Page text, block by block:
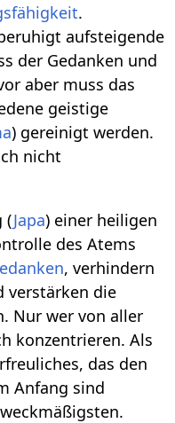
.
aufsteigende
der Gedanken und
aber muss das
geistige
) gereinigt werden.
nicht
(Japa) einer heiligen
des Atems
, verhindern
verstärken die
Nur wer von aller
konzentrieren. Als
das den
Anfang sind